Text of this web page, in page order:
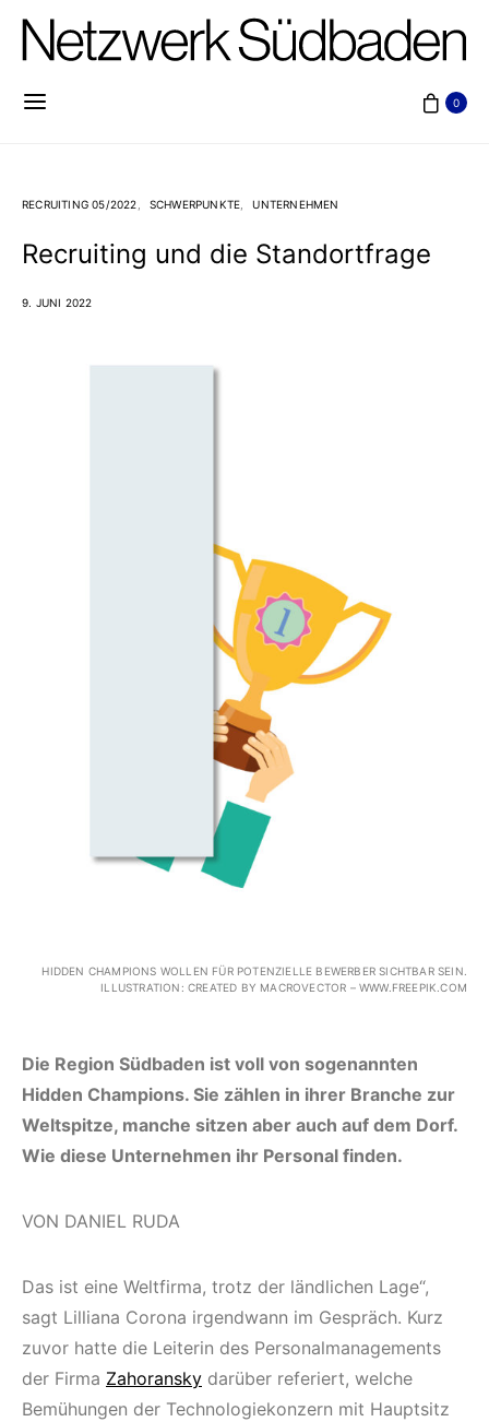
0
RECRUITING 05/2022 SCHWERPUNKTE UNTERNEHMEN
Recruiting und die Standortfrage
9. JUNI 2022
HIDDEN CHAMPIONS WOLLEN FÜR POTENZIELLE BEWERBER SICHTBAR SEIN.
ILLUSTRATION: CREATED BY MACROVECTOR – WWW.FREEPIK.COM
Die Region Südbaden ist voll von sogenannten
Hidden Champions. Sie zählen in ihrer Branche zur
Weltspitze, manche sitzen aber auch auf dem Dorf.
Wie diese Unternehmen ihr Personal finden.
VON DANIEL RUDA
Das ist eine Weltfirma, trotz der ländlichen Lage“,
sagt Lilliana Corona irgendwann im Gespräch. Kurz
zuvor hatte die Leiterin des Personalmanagements
der Firma Zahoransky darüber referiert, welche
Bemühungen der Technologiekonzern mit Hauptsitz